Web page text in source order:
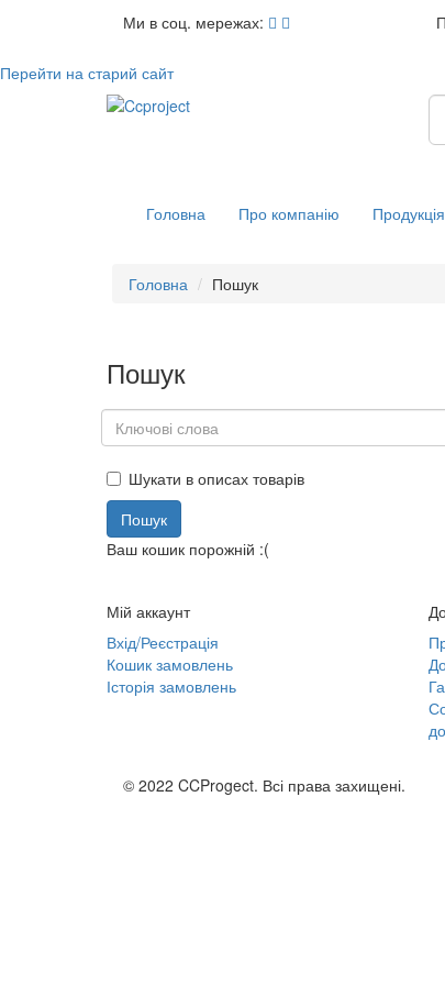
Ми в соц. мережах:
Перейти на старий сайт
Головна Про компанію Продукція
Головна Пошук
Пошук
Шукати в описах товарів
Ваш кошик порожній :(
Мій аккаунт
Вхід/Реєстрація
Кошик замовлень
Історія замовлень
© 2022 CCProgect. Всі права захищені.